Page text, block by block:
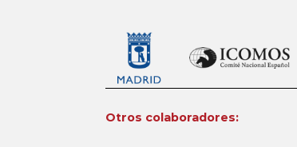
Otros colaboradores: